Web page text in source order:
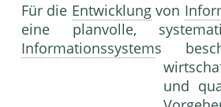
Für die Entwicklungvon
eine plan­volle,
Informationssystems
und